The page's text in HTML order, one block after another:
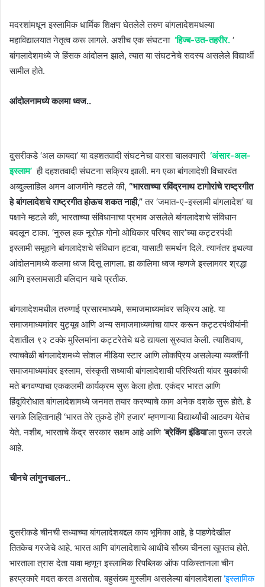
मदरशांमधून इस्लामिक धार्मिक शिक्षण घेतलेले तरुण बांगलादेशमधल्या
महाविद्यालयात नेतृत्व करू लागले. अशीच एक संघटना ‘हिज्ब-उत-तहरीर. ‘
बांगलादेशमध्ये जे हिंसक आंदोलन झाले, त्यात या संघटनेचे सदस्य असलेले विद्यार्थी
सामील होते.
आंदोलनामध्ये कलमा ध्वज..
दुसरीकडे ‘अल कायदा’ या दहशतवादी संघटनेचा वारसा चालवणारी ‘अंसार-अल-
इस्लाम’ ही दहशतवादी संघटना सक्रिय झाली. मग एका बांगलादेशी विचारवंत
अब्दुल्लाहिल अमन आजमीने म्हटले की, “भारताच्या रविंद्रनाथ टागोरांचे राष्ट्रगीत
हे बांगलादेशचे राष्ट्रगीत होऊच शकत नाही,”तर ‘जमात-ए-इस्लामी बांगलादेश’ या
पक्षाने म्हटले की, भारताच्या संविधानाचा प्रभाव असलेले बांगलादेशचे संविधान
बदलून टाका. ‘नुरुल हक नूरोफ़ गोनो ओधिकार परिषद सार’च्या कट्टरपंथी
इस्लामी समूहाने बांगलादेशचे संविधान हटवा, यासाठी समर्थन दिले. त्यानंतर इथल्या
आंदोलनामध्ये कलमा ध्वज दिसू लागला. हा कालिमा ध्वज म्हणजे इस्लामवर श्रद्धा
आणि इस्लामसाठी बलिदान याचे प्रतीक.
बांगलादेशमधील तरुणाई प्रसारमाध्यमे, समाजमाध्यमांवर सक्रिय आहे. या
समाजमाध्यमांवर युट्यूब आणि अन्य समाजमाध्यमांचा वापर करून कट्टरपंथीयांनी
देशातील ९२ टक्के मुस्लिमांना कट्टरेतेचे धडे द्यायला सुरुवात केली. त्याशिवाय,
त्याचवेळी बांगलादेशमध्ये सोशल मीडिया स्टार आणि लोकप्रिय असलेल्या व्यक्तींनी
समाजमाध्यमांवर इस्लाम, संस्कृती सध्याची बांगलादेशाची परिस्थिती यांवर युवकांची
मते बनवण्याचा एककलमी कार्यक्रम सुरू केला होता. एकंदर भारत आणि
हिंदूविरोधात बांगलादेशामध्ये जनमत तयार करण्याचे काम अनेक दशके सुरू होते. हे
सगळे लिहितानाही ‘भारत तेरे तुकडे होंगे हजार’ म्हणणाऱ्या विद्यार्थ्यांची आठवण येतेच
येते. नशीब, भारताचे केंद्र सरकार सक्षम आहे आणि‘ब्रेकिंग इंडिया’ला पुरून उरले
आहे.
चीनचे लांगुनचालन..
दुसरीकडे चीनची सध्याच्या बांगलादेशबद्दल काय भूमिका आहे, हे पाहणेदेखील
तितकेच गरजेचे आहे. भारत आणि बांगलादेशाचे आधीचे सौख्य चीनला खूपतच होते.
भारताला त्रास देता यावा म्हणून इस्लामिक रिपब्लिक ऑफ पाकिस्तानला चीन
हरप्रकारे मदत करत असतोच. बहुसंख्य मुस्लीम असलेल्या बांगलादेशला‘इस्लामिक